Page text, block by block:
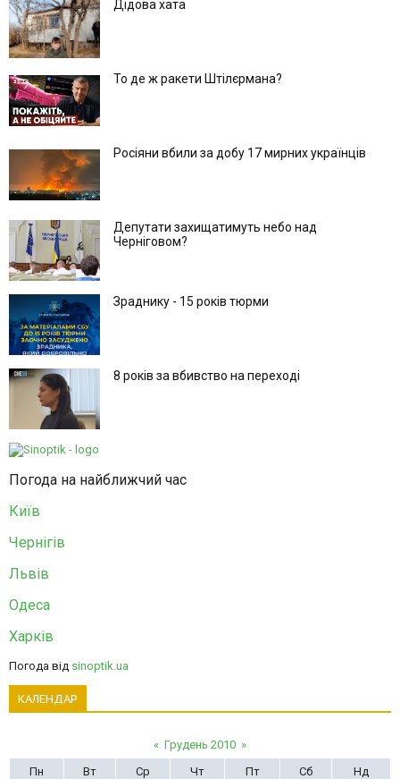
Дідова хата
То де ж ракети Штілєрмана?
Росіяни вбили за добу 17 мирних українців
Депутати захищатимуть небо над
Черніговом?
Зраднику - 15 років тюрми
8 років за вбивство на переході
Погода на найближчий час
Київ
Чернігів
Львів
Одеса
Харків
Погода від sinoptik.ua
КАЛЕНДАР
« Грудень 2010 »
Пн
Вт Ср Чт Пт Сб Нд